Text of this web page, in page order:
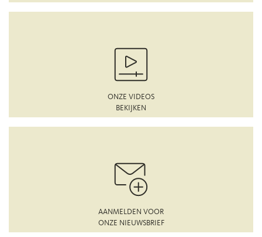
ONZE VIDEOS
BEKIJKEN
AANMELDEN VOOR
ONZE NIEUWSBRIEF